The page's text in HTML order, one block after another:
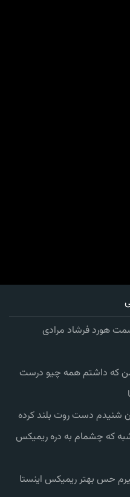
هورد فرشاد مرادی
که داشتم همه چیو درست
شنیدم دست روت بلند کرده
که چشمام به دره ریمیکس
حس بهتر ریمیکس اینستا